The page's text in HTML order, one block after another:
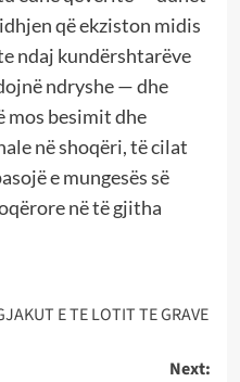
që ekziston midis
ndaj kundërshtarëve
ndryshe — dhe
besimit dhe
në shoqëri, të cilat
e mungesës së
në të gjitha
E TE LOTIT TE GRAVE
Next: